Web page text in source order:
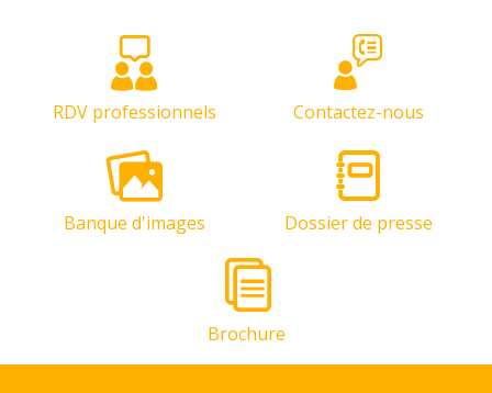
RDV professionnels Contactez-nous
Banque d'images Dossier de presse
Brochure